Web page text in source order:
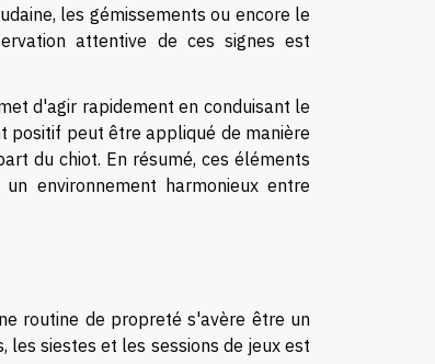
les gémissements ou encore le
attentive de ces signes est
d'agir rapidement en conduisant le
positif peut être appliqué de manière
du chiot. En résumé, ces éléments
environnement harmonieux entre
routine de propreté s'avère être un
siestes et les sessions de jeux est